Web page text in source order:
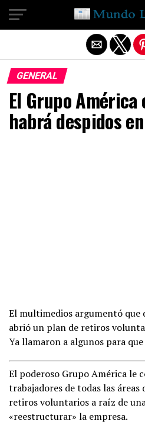
GENERAL
El Grupo
habrá despidos
El multimedios argumentó que
abrió un plan de retiros
Ya llamaron a algunos para
El poderoso Grupo América le
trabajadores de todas las
retiros voluntarios a raíz de
«reestructurar» la empresa.
Salir de la